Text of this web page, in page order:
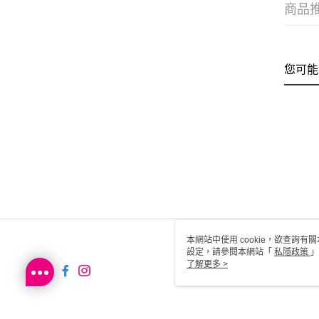
商品
您可
本網站中使用 cookie，欲查詢有
設定，請參閱本網站「 私隱政策
用 cookie。
了解更多 >